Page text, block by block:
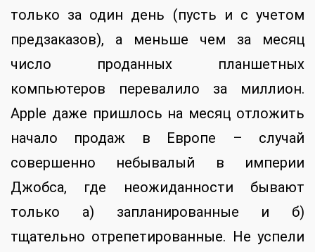
только за один день (пусть и с учетом
предзаказов), а меньше чем за месяц
число проданных планшетных
компьютеров перевалило за миллион.
Apple даже пришлось на месяц отложить
начало продаж в Европе – случай
совершенно небывалый в империи
Джобса, где неожиданности бывают
только а) запланированные и б)
тщательно отрепетированные. Не успели